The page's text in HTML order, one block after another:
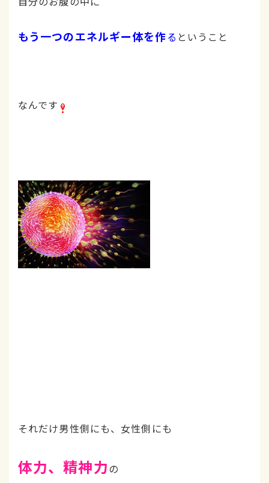
もう一つのエネルギー体を作る ということ
なんです
それだけ男性側にも、女性側にも
体力、精神力の